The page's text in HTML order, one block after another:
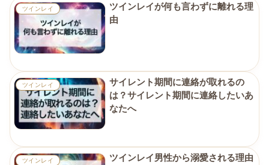
ツインレイ
ツインレイが何も言わずに離れる理
由
ツインレイ
サイレント期間に連絡が取れるの
は？サイレント期間に連絡したいあ
なたへ
ツインレイ
ツインレイ男性から溺愛される理由